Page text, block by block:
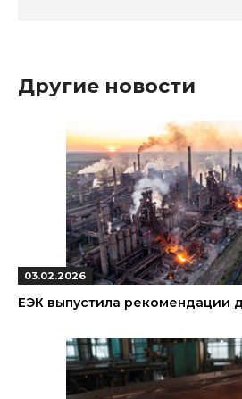
Другие новости
03.02.2026
ЕЭК выпустила рекомендации